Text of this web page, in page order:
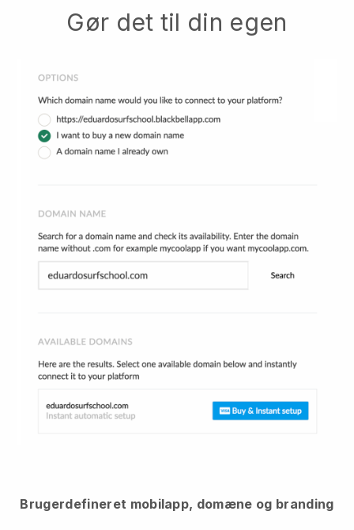
Gør det til din egen
Brugerdefineret mobilapp, domæne og branding